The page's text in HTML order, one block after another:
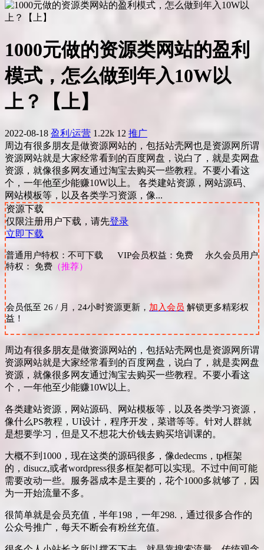
1000元做的资源类网站的盈利
模式，怎么做到年入10W以
上？【上】
2022-08-18 盈利/运营 1.22k 12 推广
周边有很多朋友是做资源网站的，包括站壳网也是资源网所谓
资源网站就是大家经常看到的百度网盘，说白了，就是卖网盘
资源，就像很多网友通过淘宝去购买一些教程。不要小看这
个，一年他至少能赚10W以上。 各类建站资源，网站源码、
网站模板等，以及各类学习资源，像...
资源下载
仅限注册用户下载，请先登录
立即下载
普通用户特权：不可下载 VIP会员权益：免费 永久会员用户
特权： 免费 （推荐）
会员低至 26 / 月，24小时资源更新， 加入会员 解锁更多精彩权
益！
周边有很多朋友是做资源网站的，包括站壳网也是资源网所谓
资源网站就是大家经常看到的百度网盘，说白了，就是卖网盘
资源，就像很多网友通过淘宝去购买一些教程。不要小看这
个，一年他至少能赚10W以上。
各类建站资源，网站源码、网站模板等，以及各类学习资源，
像什么PS教程，UI设计，程序开发，菜谱等等。针对人群就
是想要学习，但是又不想花大价钱去购买培训课的。
大概不到1000，现在这类的源码很多，像dedecms，tp框架
的，disucz,或者wordpress很多框架都可以实现。不过中间可能
需要改动一些。服务器成本是主要的，花个1000多就够了，因
为一开始流量不多。
很简单就是会员充值，半年198，一年298.，通过很多合作的
公众号推广，每天不断会有粉丝充值。